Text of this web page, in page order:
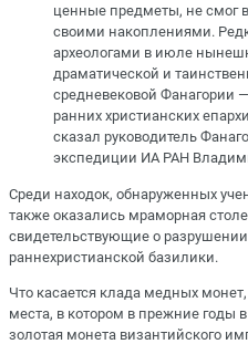
ценные предметы, не смог
своими накоплениями.
археологами в июле
драматической и
средневековой Фанагории
ранних христианских
сказал руководитель
экспедиции ИА РАН
Среди находок, обнаруженных
также оказались мраморная
свидетельствующие о
раннехристианской базилики.
Что касается клада медных
места, в котором в прежние годы
золотая монета византийского